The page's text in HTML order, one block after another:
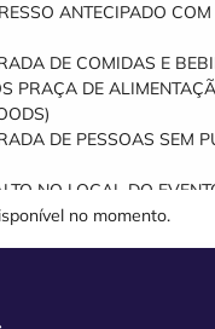
ANTECIPADO COM
DE COMIDAS E
PRAÇA DE
DE PESSOAS SEM
NO LOCAL DO
no momento.